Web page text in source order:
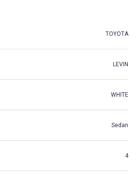
TOYOTA
LEVIN
WHITE
Sedan
4